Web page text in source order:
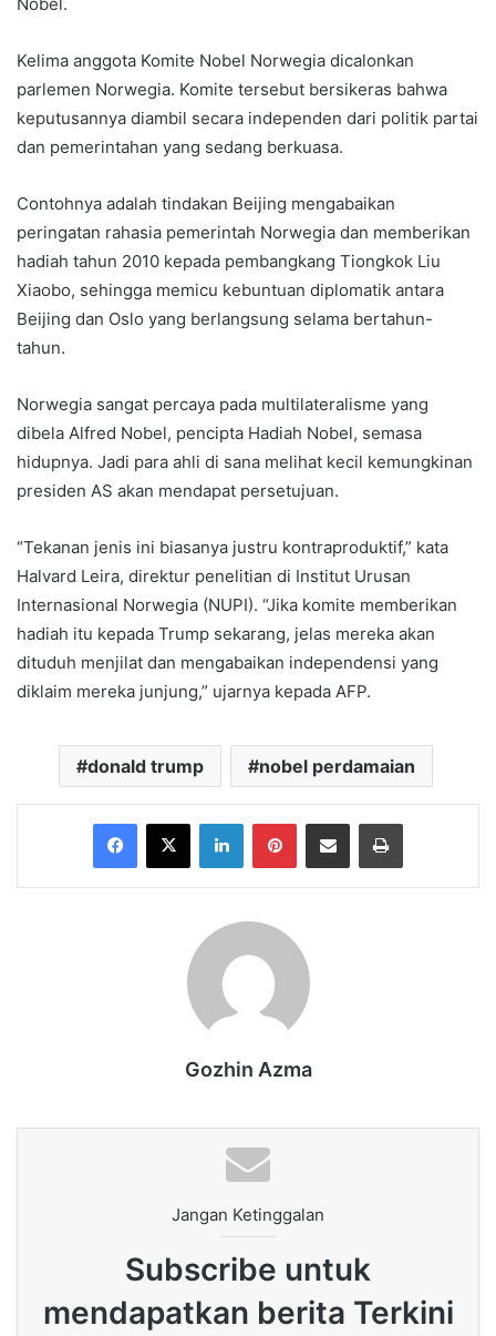
Nobel.
Kelima anggota Komite Nobel Norwegia dicalonkan
parlemen Norwegia. Komite tersebut bersikeras bahwa
keputusannya diambil secara independen dari politik partai
dan pemerintahan yang sedang berkuasa.
Contohnya adalah tindakan Beijing mengabaikan
peringatan rahasia pemerintah Norwegia dan memberikan
hadiah tahun 2010 kepada pembangkang Tiongkok Liu
Xiaobo, sehingga memicu kebuntuan diplomatik antara
Beijing dan Oslo yang berlangsung selama bertahun-
tahun.
Norwegia sangat percaya pada multilateralisme yang
dibela Alfred Nobel, pencipta Hadiah Nobel, semasa
hidupnya. Jadi para ahli di sana melihat kecil kemungkinan
presiden AS akan mendapat persetujuan.
“Tekanan jenis ini biasanya justru kontraproduktif,” kata
Halvard Leira, direktur penelitian di Institut Urusan
Internasional Norwegia (NUPI). “Jika komite memberikan
hadiah itu kepada Trump sekarang, jelas mereka akan
dituduh menjilat dan mengabaikan independensi yang
diklaim mereka junjung,” ujarnya kepada AFP.
donald trump nobel perdamaian
Facebook
X LinkedInPinterestShare via Email Print
Gozhin Azma
Jangan Ketinggalan
Subscribe untuk
mendapatkan berita Terkini